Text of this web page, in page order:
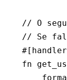
// O
// Se
fn